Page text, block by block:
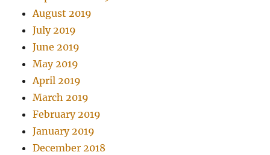
August 2019
July 2019
June 2019
May 2019
April 2019
March 2019
February 2019
January 2019
December 2018